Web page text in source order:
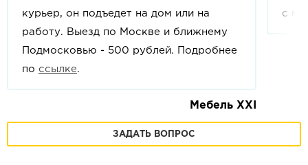
курьер, он подъедет на дом или на
работу. Выезд по Москве и ближнему
Подмосковью - 500 рублей. Подробнее
по ссылке
Мебель XXI
с
ЗАДАТЬ ВОПРОС